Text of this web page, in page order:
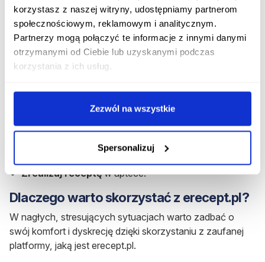
korzystasz z naszej witryny, udostępniamy partnerom
społecznościowym, reklamowym i analitycznym.
Partnerzy mogą połączyć te informacje z innymi danymi
otrzymanymi od Ciebie lub uzyskanymi podczas
korzystania z ich usług.
Zezwól na wszystkie
Spersonalizuj
konieczności odbycia wizyty u lekarza.
Aby otrzymać receptę, należy spełnić następujące kroki:
Wypełnij krótkiformularz medycznydostępny na
stronie erecept.pl.
lekarza,e-recepta zostanie wystawiona.
Kod do recepty otrzymasz SMS-em.
Zrealizuj receptęw aptece.
Dlaczego warto skorzystać z erecept.pl?
W nagłych, stresujących sytuacjach warto zadbać o
swój komfort i dyskrecję dzięki skorzystaniu z zaufanej
platformy, jaką jest erecept.pl.